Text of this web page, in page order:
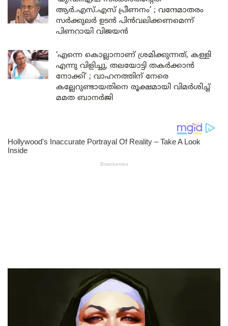
ആർ.എസ്.എസ് പ്രീണനം’ ; വന്ദേമാതരം
സർക്കുലർ ഉടൻ പിൻവലിക്കണമെന്ന്
പിണറായി വിജയൻ
‘എന്നെ കൊല്ലാനാണ് ശ്രമിക്കുന്നത്, കള്ളി
എന്നു വിളിച്ചു, തലയോട്ടി തകർക്കാൻ
നോക്കി’ ; വാഹനത്തിന് നേരെ
കല്ലേറുണ്ടായതിനെ രൂക്ഷമായി വിമർശിച്ച്
മമത ബാനർജി